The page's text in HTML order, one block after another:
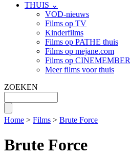
THUIS ⌄
VOD-nieuws
Films op TV
Kinderfilms
Films op PATHE thuis
Films op mejane.com
Films op CINEMEMBER
Meer films voor thuis
ZOEKEN
Home > Films > Brute Force
Brute Force